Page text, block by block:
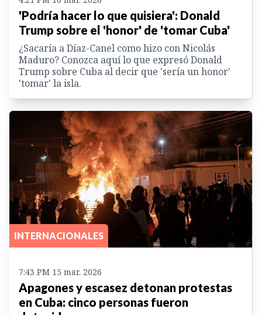
'Podría hacer lo que quisiera': Donald
Trump sobre el 'honor' de 'tomar Cuba'
¿Sacaría a Díaz-Canel como hizo con Nicolás
Maduro? Conozca aquí lo que expresó Donald
Trump sobre Cuba al decir que 'sería un honor'
'tomar' la isla.
INTERNACIONALES
7:43 PM 15 mar. 2026
Apagones y escasez detonan protestas
en Cuba: cinco personas fueron